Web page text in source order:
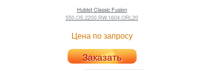
HublotClassic Fusion
550.OS.2200.RW.1604.ORL20
Цена по запросу
Заказать